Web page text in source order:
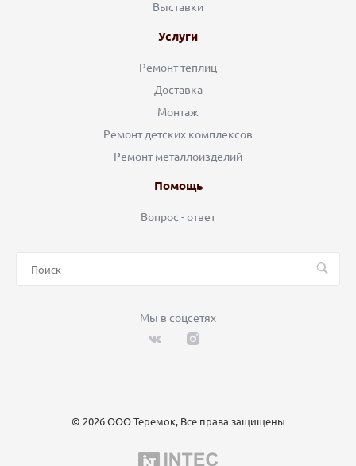
Выставки
Услуги
Ремонт теплиц
Доставка
Монтаж
Ремонт детских комплексов
Ремонт металлоизделий
Помощь
Вопрос - ответ
Мы в соцсетях
© 2026 ООО Теремок, Все права защищены